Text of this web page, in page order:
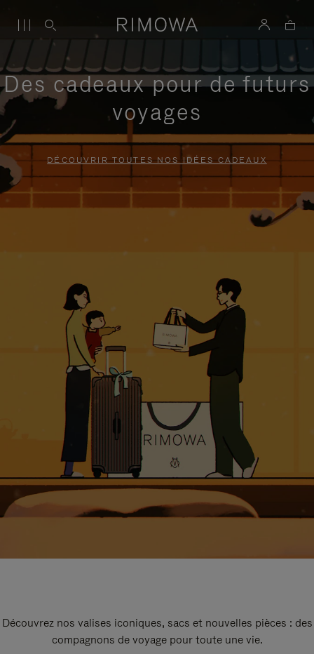
Des cadeaux pour de futurs
voyages
DÉCOUVRIR TOUTES NOS IDÉES CADEAUX
Découvrez nos valises iconiques, sacs et nouvelles pièces : des
compagnons de voyage pour toute une vie.